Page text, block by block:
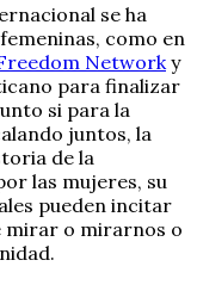
se ha
como en
Network y
para finalizar
si para la
juntos, la
de la
las mujeres, su
pueden incitar
mirar o mirarnos o